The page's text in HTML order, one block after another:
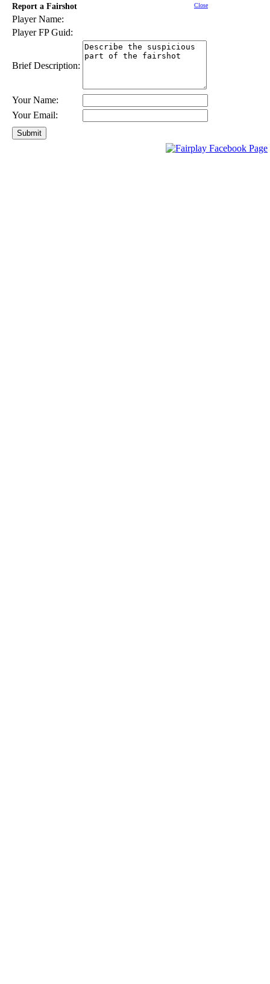
Report a Fairshot Close
Player Name:
Player FP Guid:
Brief Description:
Your Name:
Your Email: